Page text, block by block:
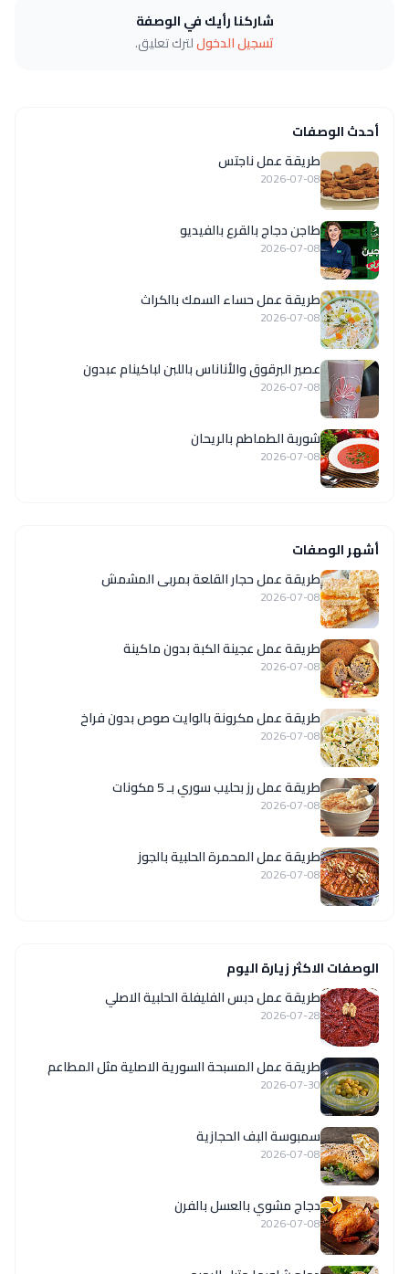
شاركنا رأيك في الوصفة
تسجيل الدخوللترك تعليق.
أحدث الوصفات
طريقة عمل ناجتس
2026-07-08
طاجن دجاج بالقرع بالفيديو
2026-07-08
طريقة عمل حساء السمك بالكراث
2026-07-08
عصير البرقوق والأناناس باللبن لباكينام عبدون
2026-07-08
شوربة الطماطم بالريحان
2026-07-08
أشهر الوصفات
طريقة عمل حجار القلعة بمربى المشمش
2026-07-08
طريقة عمل عجينة الكبة بدون ماكينة
2026-07-08
طريقة عمل مكرونة بالوايت صوص بدون فراخ
2026-07-08
طريقة عمل رز بحليب سوري بـ 5 مكونات
2026-07-08
طريقة عمل المحمرة الحلبية بالجوز
2026-07-08
الوصفات الاكثر زيارة اليوم
طريقة عمل دبس الفليفلة الحلبية الاصلي
2026-07-28
‏طريقة عمل المسبحة السورية الاصلية مثل المطاعم
2026-07-30
سمبوسة البف الحجازية
2026-07-08
دجاج مشوي بالعسل بالفرن
2026-07-08